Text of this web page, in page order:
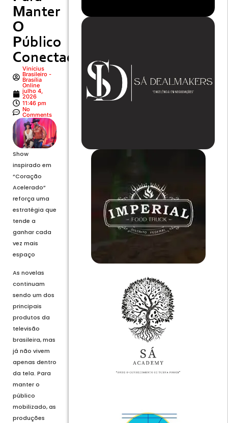
Manter
O
Público
Conectado
Vinícius
Brasileiro -
Brasília
Online
julho 4,
2026
11:46 pm
No
Comments
Show
inspirado em
“Coração
Acelerado”
reforça uma
estratégia que
tende a
ganhar cada
vez mais
espaço
As novelas
continuam
sendo um dos
principais
produtos da
televisão
brasileira, mas
já não vivem
apenas dentro
da tela. Para
manter o
público
mobilizado, as
produções